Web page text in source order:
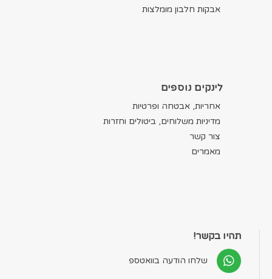
אבקות חלבון מומלצות
לינקים נוספים
אחריות, אבטחה ופרטיות
מדיניות משלוחים, ביטולים וחזרות
צור קשר
מאמרים
תהיו בקשר!
שלחו הודעה בוואטספ